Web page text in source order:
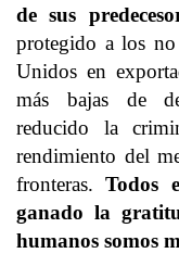
de sus
protegido a los
Unidos en
más bajas de
reducido la
rendimiento del
fronteras.Todos
ganado la
humanos somos